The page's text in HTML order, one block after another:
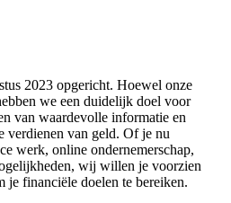
2023 opgericht. Hoewel onze
we een duidelijk doel voor
van waardevolle informatie en
verdienen van geld. Of je nu
werk, online ondernemerschap,
wij willen je voorzien
je financiële doelen te bereiken.